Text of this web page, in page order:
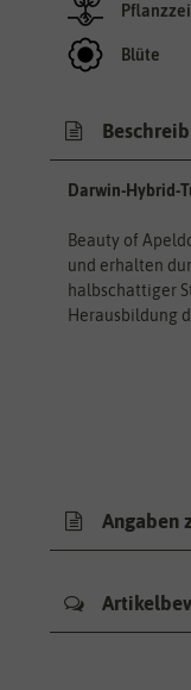
Blüte
Darwin-Hybrid-
Beauty of
und erhalten
halbschattiger
Herausbildung
Angaben